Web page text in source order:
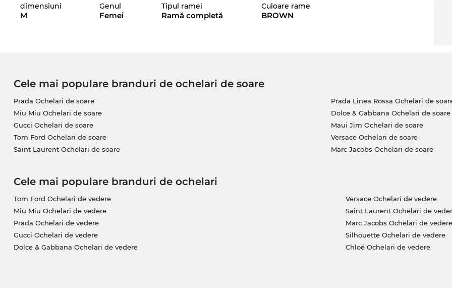
deosebit pentru 2025.
Laurentexact în ziua în care ne vor fi nouă livraţi. Cumpărând de pe Edel-Optics îţi asiguri cel mai
bun preţ, pentru că standardul nostru prioritar este întotdeauna „on Sale”!
dimensiuni
M
Genul
Femei
Tipul ramei
Ramă completă
Culoare rame
BROWN
Cele mai populare branduri de ochelari de soare
Prada Ochelari de soare
Miu Miu Ochelari de soare
Gucci Ochelari de soare
Tom Ford Ochelari de soare
Saint Laurent Ochelari de soare
Prada Linea Rossa Ochelari de
Dolce & Gabbana Ochelari de soare
Maui Jim Ochelari de soare
Versace Ochelari de soare
Marc Jacobs Ochelari de soare
Cele mai populare branduri de ochelari
Tom Ford Ochelari de vedere
Miu Miu Ochelari de vedere
Prada Ochelari de vedere
Gucci Ochelari de vedere
Dolce & Gabbana Ochelari de vedere
Versace Ochelari de vedere
Saint Laurent Ochelari de
Marc Jacobs Ochelari de vedere
Silhouette Ochelari de vedere
Chloé Ochelari de vedere